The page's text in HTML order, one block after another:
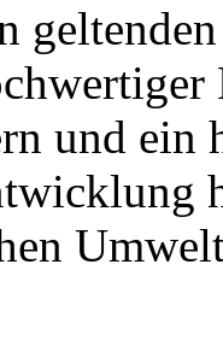
und ein